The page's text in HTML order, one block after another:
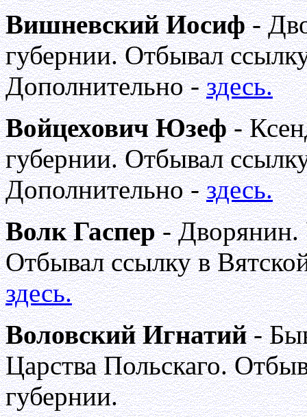
Вишневский Иосиф-
губернии. Отбывал
Дополнительно -здесь.
Войцехович Юзеф-
губернии. Отбывал
Дополнительно -здесь.
Волк Гаспер- Дворянин.
Отбывал ссылку в
здесь.
Воловский Игнатий-
Царства Польскаго.
губернии.